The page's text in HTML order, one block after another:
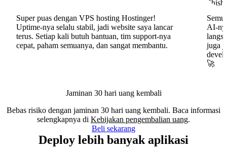
Super puas dengan VPS hosting Hostinger!
Uptime-nya selalu stabil, jadi website saya lancar
terus. Setiap kali butuh bantuan, tim support-nya
cepat, paham semuanya, dan sangat membantu.
AI-
juga
🚀
Jaminan 30 hari uang kembali
Bebas risiko dengan jaminan 30 hari uang kembali. Baca informasi
selengkapnya di Kebijakan pengembalian uang.
Beli sekarang
Deploy lebih banyak aplikasi